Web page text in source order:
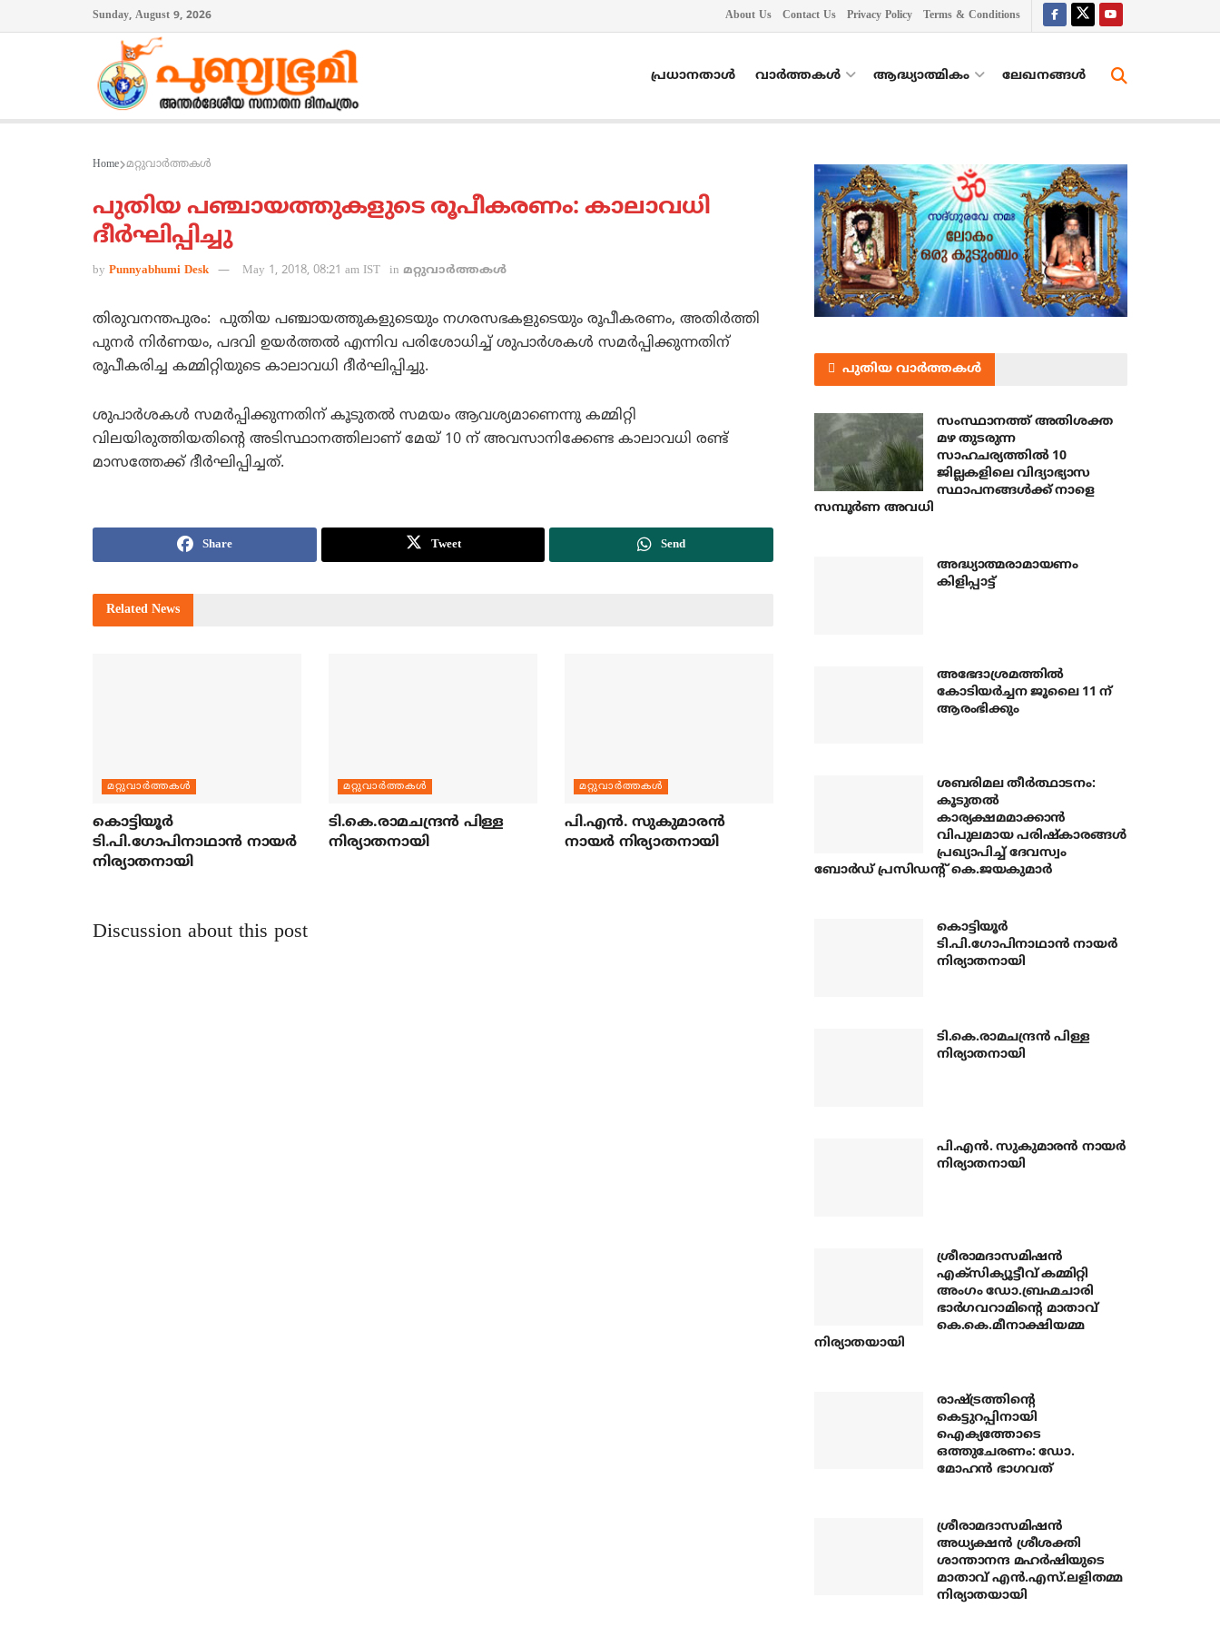
Sunday, August 9, 2026 About Us Contact Us Privacy Policy Terms & Conditions
പ്രധാനതാൾ വാർത്തകൾ ആദ്ധ്യാത്മികം ലേഖനങ്ങള്‍
Home മറ്റുവാര്‍ത്തകള്‍
പുതിയ പഞ്ചായത്തുകളുടെ രൂപീകരണം: കാലാവധി
ദീര്‍ഘിപ്പിച്ചു
by Punnyabhumi Desk May 1, 2018, 08:21 am IST in മറ്റുവാര്‍ത്തകള്‍
തിരുവനന്തപുരം: പുതിയ പഞ്ചായത്തുകളുടെയും നഗരസഭകളുടെയും രൂപീകരണം, അതിര്‍ത്തി
പുനര്‍ നിര്‍ണയം, പദവി ഉയര്‍ത്തല്‍ എന്നിവ പരിശോധിച്ച് ശുപാര്‍ശകള്‍ സമര്‍പ്പിക്കുന്നതിന്
രൂപീകരിച്ച കമ്മിറ്റിയുടെ കാലാവധി ദീര്‍ഘിപ്പിച്ചു.
ശുപാര്‍ശകള്‍ സമര്‍പ്പിക്കുന്നതിന് കൂടുതല്‍ സമയം ആവശ്യമാണെന്നു കമ്മിറ്റി
വിലയിരുത്തിയതിന്റെ അടിസ്ഥാനത്തിലാണ് മേയ് 10 ന് അവസാനിക്കേണ്ട കാലാവധി രണ്ട്
മാസത്തേക്ക് ദീര്‍ഘിപ്പിച്ചത്.
Share Tweet Send
Related News
മറ്റുവാര്‍ത്തകള്‍
കൊട്ടിയൂര്‍
ടി.പി.ഗോപിനാഥാന്‍ നായര്‍
നിര്യാതനായി
മറ്റുവാര്‍ത്തകള്‍
ടി.കെ.രാമചന്ദ്രന്‍ പിള്ള
നിര്യാതനായി
മറ്റുവാര്‍ത്തകള്‍
പി.എന്‍. സുകുമാരന്‍
നായര്‍ നിര്യാതനായി
Discussion about this post
പുതിയ വാർത്തകൾ
സംസ്ഥാനത്ത് അതിശക്ത
മഴ തുടരുന്ന
സാഹചര്യത്തിൽ 10
ജില്ലകളിലെ വിദ്യാഭ്യാസ
സ്ഥാപനങ്ങൾക്ക് നാളെ
സമ്പൂർണ അവധി
അദ്ധ്യാത്മരാമായണം
കിളിപ്പാട്ട്
അഭേദാശ്രമത്തില്‍
കോടിയര്‍ച്ചന ജൂലൈ 11 ന്
ആരംഭിക്കും
ശബരിമല തീര്‍ത്ഥാടനം:
കൂടുതല്‍
കാര്യക്ഷമമാക്കാന്‍
വിപുലമായ പരിഷ്‌കാരങ്ങള്‍
പ്രഖ്യാപിച്ച് ദേവസ്വം
ബോര്‍ഡ് പ്രസിഡന്റ് കെ.ജയകുമാര്‍
കൊട്ടിയൂര്‍
ടി.പി.ഗോപിനാഥാന്‍ നായര്‍
നിര്യാതനായി
ടി.കെ.രാമചന്ദ്രന്‍ പിള്ള
നിര്യാതനായി
പി.എന്‍. സുകുമാരന്‍ നായര്‍
നിര്യാതനായി
ശ്രീരാമദാസമിഷന്‍
എക്‌സിക്യൂട്ടീവ് കമ്മിറ്റി
അംഗം ഡോ.ബ്രഹ്മചാരി
ഭാര്‍ഗവറാമിന്റെ മാതാവ്
കെ.കെ.മീനാക്ഷിയമ്മ
നിര്യാതയായി
രാഷ്ട്രത്തിന്റെ
കെട്ടുറപ്പിനായി
ഐക്യത്തോടെ
ഒത്തുചേരണം: ഡോ.
മോഹന്‍ ഭാഗവത്
ശ്രീരാമദാസമിഷന്‍
അധ്യക്ഷന്‍ ശ്രീശക്തി
ശാന്താനന്ദ മഹര്‍ഷിയുടെ
മാതാവ് എന്‍.എസ്.ലളിതമ്മ
നിര്യാതയായി